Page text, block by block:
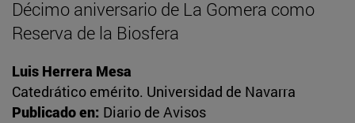
Décimo aniversario de La Gomera como
Reserva de la Biosfera
Luis Herrera Mesa
Catedrático emérito. Universidad de Navarra
Publicado en: Diario de Avisos